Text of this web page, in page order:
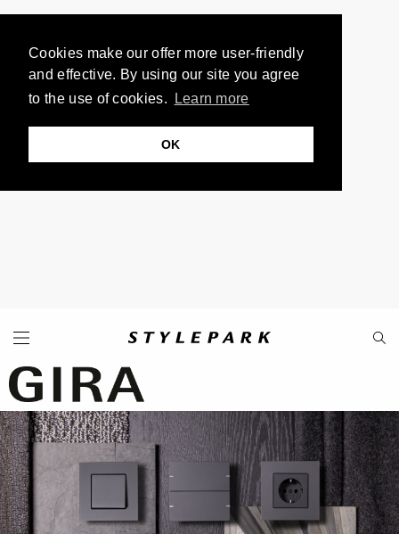
Cookies make our offer more user-friendly
and effective. By using our site you agree
to the use of cookies.
Learn more
OK